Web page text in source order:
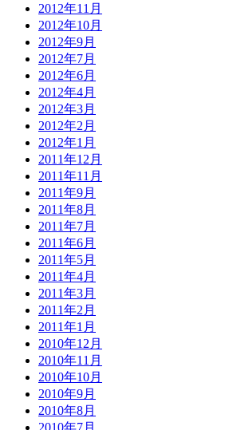
2012年11月
2012年10月
2012年9月
2012年7月
2012年6月
2012年4月
2012年3月
2012年2月
2012年1月
2011年12月
2011年11月
2011年9月
2011年8月
2011年7月
2011年6月
2011年5月
2011年4月
2011年3月
2011年2月
2011年1月
2010年12月
2010年11月
2010年10月
2010年9月
2010年8月
2010年7月